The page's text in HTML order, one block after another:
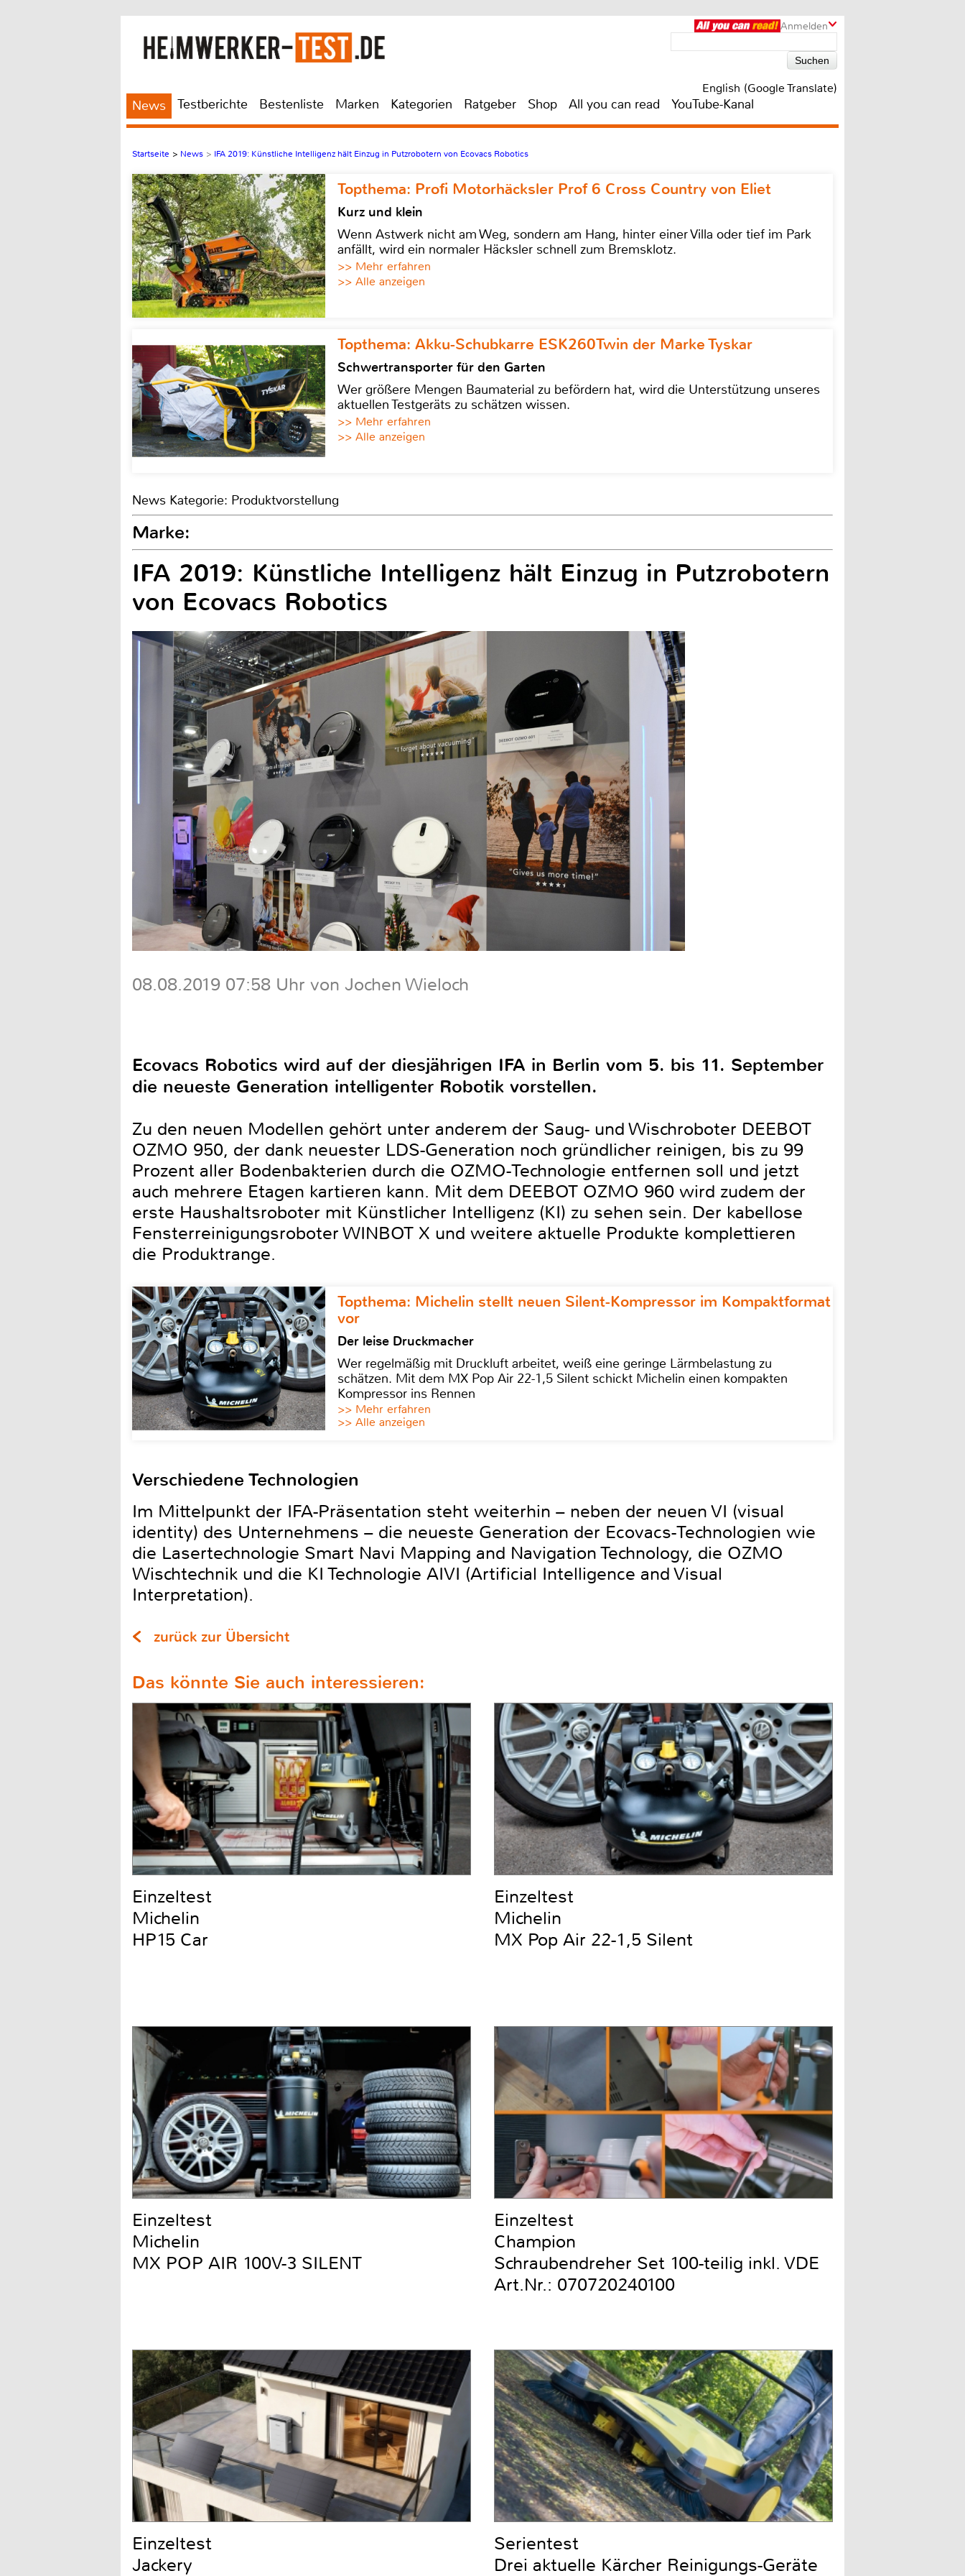
Anmelden
English (Google Translate)
News Testberichte Bestenliste Marken Kategorien Ratgeber Shop All you can read YouTube-Kanal
Startseite > News > IFA 2019: Künstliche Intelligenz hält Einzug in Putzrobotern von Ecovacs Robotics
Topthema: Profi Motorhäcksler Prof 6 Cross Country von Eliet
Kurz und klein
Wenn Astwerk nicht am Weg, sondern am Hang, hinter einer Villa oder tief im Park
anfällt, wird ein normaler Häcksler schnell zum Bremsklotz.
>> Mehr erfahren
>> Alle anzeigen
Topthema: Akku-Schubkarre ESK260Twin der Marke Tyskar
Schwertransporter für den Garten
Wer größere Mengen Baumaterial zu befördern hat, wird die Unterstützung unseres
aktuellen Testgeräts zu schätzen wissen.
>> Mehr erfahren
>> Alle anzeigen
News Kategorie: Produktvorstellung
Marke:
IFA 2019: Künstliche Intelligenz hält Einzug in Putzrobotern
von Ecovacs Robotics
08.08.2019 07:58 Uhr von Jochen Wieloch
Ecovacs Robotics wird auf der diesjährigen IFA in Berlin vom 5. bis 11. September
die neueste Generation intelligenter Robotik vorstellen.
Zu den neuen Modellen gehört unter anderem der Saug- und Wischroboter DEEBOT
OZMO 950, der dank neuester LDS-Generation noch gründlicher reinigen, bis zu 99
Prozent aller Bodenbakterien durch die OZMO-Technologie entfernen soll und jetzt
auch mehrere Etagen kartieren kann. Mit dem DEEBOT OZMO 960 wird zudem der
erste Haushaltsroboter mit Künstlicher Intelligenz (KI) zu sehen sein. Der kabellose
Fensterreinigungsroboter WINBOT X und weitere aktuelle Produkte komplettieren
die Produktrange.
Topthema: Michelin stellt neuen Silent-Kompressor im Kompaktformat
vor
Der leise Druckmacher
Wer regelmäßig mit Druckluft arbeitet, weiß eine geringe Lärmbelastung zu
schätzen. Mit dem MX Pop Air 22-1,5 Silent schickt Michelin einen kompakten
Kompressor ins Rennen
>> Mehr erfahren
>> Alle anzeigen
Verschiedene Technologien
Im Mittelpunkt der IFA-Präsentation steht weiterhin – neben der neuen VI (visual
identity) des Unternehmens – die neueste Generation der Ecovacs-Technologien wie
die Lasertechnologie Smart Navi Mapping and Navigation Technology, die OZMO
Wischtechnik und die KI Technologie AIVI (Artificial Intelligence and Visual
Interpretation).
zurück zur Übersicht
Das könnte Sie auch interessieren:
Einzeltest
Michelin
HP15 Car
Einzeltest
Michelin
MX Pop Air 22-1,5 Silent
Einzeltest
Michelin
MX POP AIR 100V-3 SILENT
Einzeltest
Champion
Schraubendreher Set 100-teilig inkl. VDE
Art.Nr.: 070720240100
Einzeltest
Jackery
Serientest
Drei aktuelle Kärcher Reinigungs-Geräte